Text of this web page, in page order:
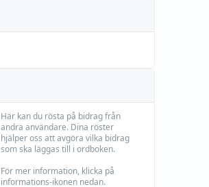
Här kan du rösta på bidrag från
andra användare. Dina röster
hjälper oss att avgöra vilka bidrag
som ska läggas till i ordboken.
För mer information, klicka på
informations-ikonen nedan.